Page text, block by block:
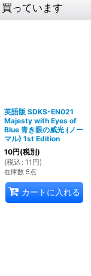
っています
英語版 SDKS-EN021
Majesty with Eyes of
Blue 青き眼の威光 (ノー
マル) 1st Edition
10円(税別)
(税込 : 11 円)
在庫数 5点
カートに入れる